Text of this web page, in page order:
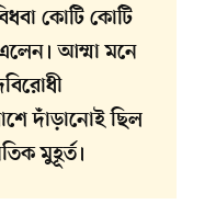
কোটি কোটি
আম্মা মনে
দাঁড়ানোই ছিল
মুহূর্ত।